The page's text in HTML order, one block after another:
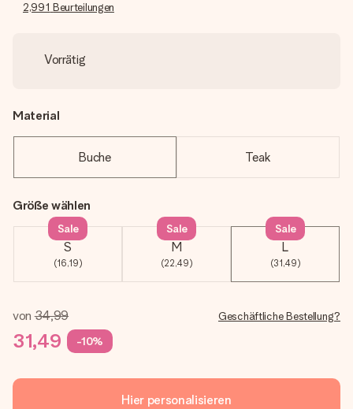
2,991 Beurteilungen
Vorrätig
Material
Buche Teak
Größe wählen
S
(16,19)
Sale
M
(22,49)
Sale
L
(31,49)
Sale
von 34,99
31,49 -10%
Geschäftliche Bestellung?
Hier personalisieren